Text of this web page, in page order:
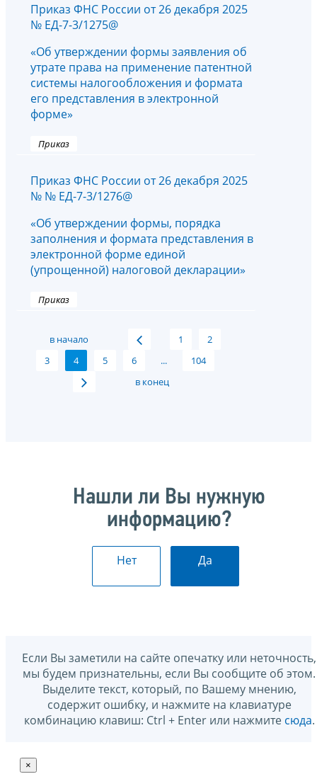
Приказ ФНС России от 26 декабря 2025
№ ЕД-7-3/1275@
«Об утверждении формы заявления об
утрате права на применение патентной
системы налогообложения и формата
его представления в электронной
форме»
Приказ
Приказ ФНС России от 26 декабря 2025
№ № ЕД-7-3/1276@
«Об утверждении формы, порядка
заполнения и формата представления в
электронной форме единой
(упрощенной) налоговой декларации»
Приказ
в начало 1
2
3
4 5 6 ...
104
в конец
Нашли ли Вы нужную
информацию?
Нет Да
Если Вы заметили на сайте опечатку или неточность,
мы будем признательны, если Вы сообщите об этом.
Выделите текст, который, по Вашему мнению,
содержит ошибку, и нажмите на клавиатуре
комбинацию клавиш: Ctrl + Enter или нажмите сюда.
×